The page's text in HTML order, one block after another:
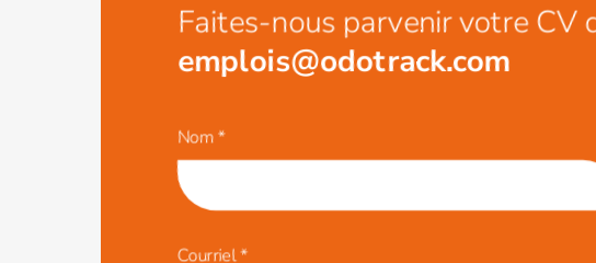
Faites-nous parvenir votre CV
emplois@odotrack.com
Nom*
Courriel*